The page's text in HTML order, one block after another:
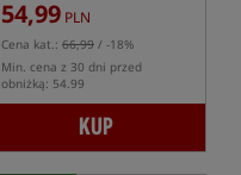
54,99 PLN
Cena kat.: 66,99 / -18%
Min. cena z 30 dni przed
obniżką: 54.99
KUP